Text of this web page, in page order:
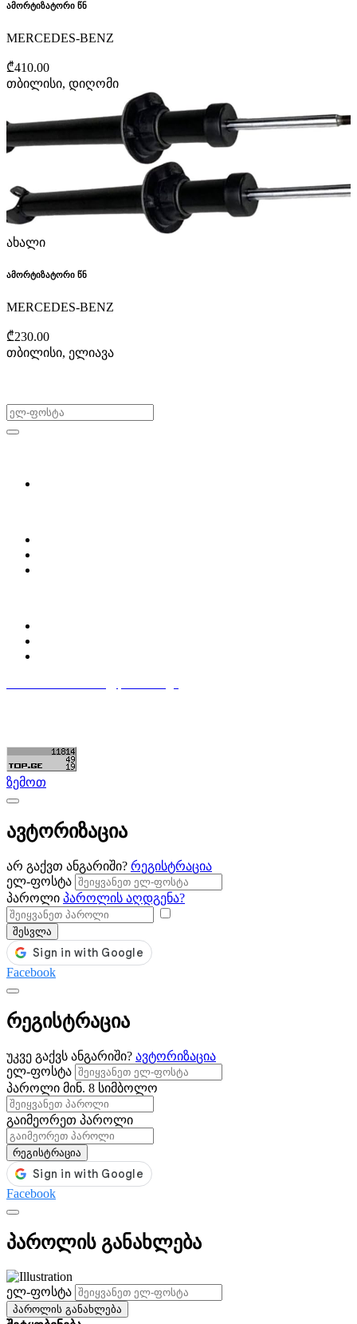
ამორტიზატორი წნ
MERCEDES-BENZ
₾410.00
თბილისი, დიღომი
ახალი
ამორტიზატორი წნ
MERCEDES-BENZ
₾230.00
თბილისი, ელიავა
ზემოთ
ავტორიზაცია
არ გაქვთ ანგარიში? რეგისტრაცია
ელ-ფოსტა
პაროლი პაროლის აღდგენა?
შესვლა
Facebook
რეგისტრაცია
უკვე გაქვს ანგარიში? ავტორიზაცია
ელ-ფოსტა
პაროლი მინ. 8 სიმბოლო
გაიმეორეთ პაროლი
რეგისტრაცია
Facebook
პაროლის განახლება
ელ-ფოსტა
პაროლის განახლება